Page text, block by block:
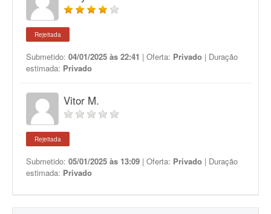
Rejeitada
Submetido: 04/01/2025 às 22:41 | Oferta: Privado | Duração
estimada: Privado
Vitor M.
Rejeitada
Submetido: 05/01/2025 às 13:09 | Oferta: Privado | Duração
estimada: Privado